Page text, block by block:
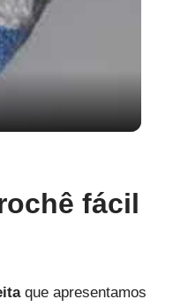
fácil
que apresentamos